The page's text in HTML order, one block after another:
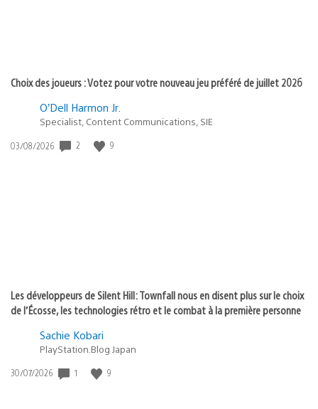
Choix des joueurs : Votez pour votre nouveau jeu préféré de juillet 2026
O’Dell Harmon Jr.
Specialist, Content Communications, SIE
Date
03/08/2026 2 9
Les développeurs de Silent Hill: Townfall nous en disent plus sur le choix
de l’Écosse, les technologies rétro et le combat à la première personne
Sachie Kobari
PlayStation.Blog Japan
Date
30/07/2026 1 9